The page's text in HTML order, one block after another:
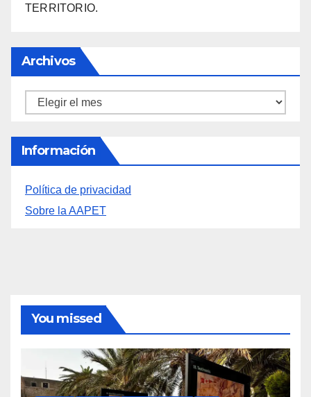
TERRITORIO.
Archivos
Archivos
Información
Política de privacidad
Sobre la AAPET
You missed